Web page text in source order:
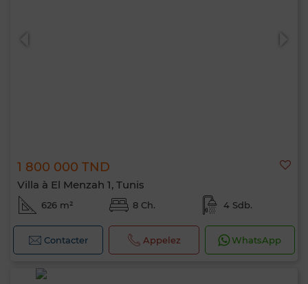
1 800 000 TND
Villa à El Menzah 1, Tunis
626 m² 8 Ch. 4 Sdb.
Contacter Appelez WhatsApp